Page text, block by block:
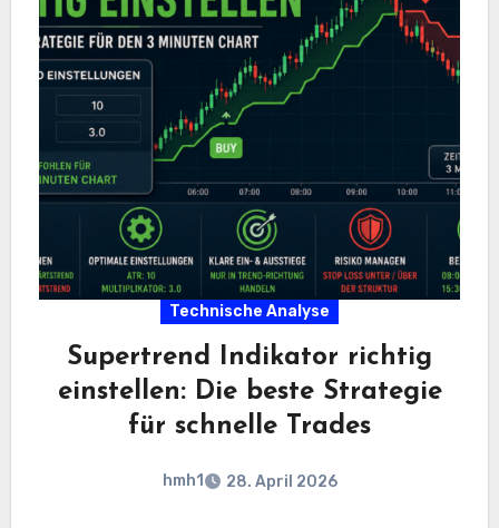
Technische Analyse
Supertrend Indikator richtig
einstellen: Die beste Strategie
für schnelle Trades
hmh1 28. April 2026